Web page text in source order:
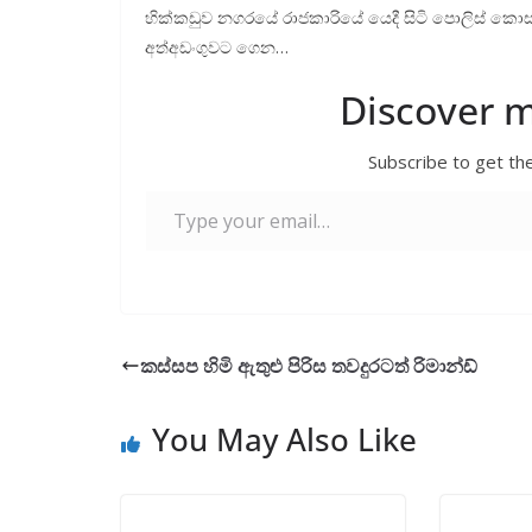
හික්කඩුව නගරයේ රාජකාරියේ යෙදී සිටි පොලිස්
අත්අඩංගුවට ගෙන…
Discover
Subscribe to get
කස්සප හිමි ඇතුළු පිරිස තවදුරටත් රිමාන්ඩ්
You May Also Like